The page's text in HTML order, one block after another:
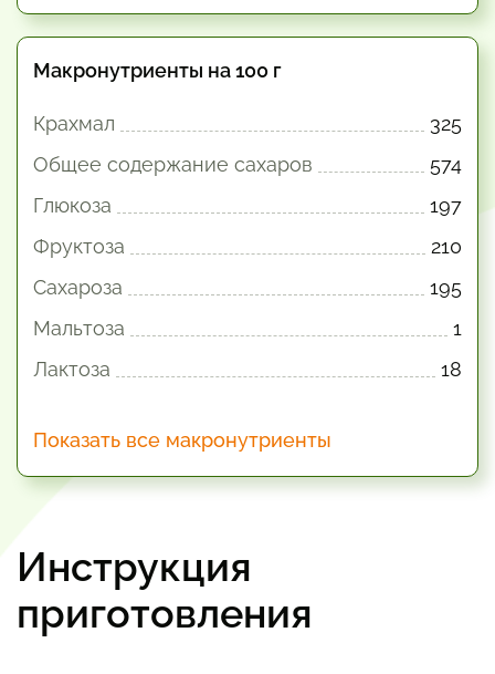
Макронутриенты на 100 г
Крахмал
325
Общее содержание сахаров
574
Глюкоза
197
Фруктоза
210
Сахароза
195
Мальтоза
1
Лактоза
18
Показать все макронутриенты
Инструкция
приготовления